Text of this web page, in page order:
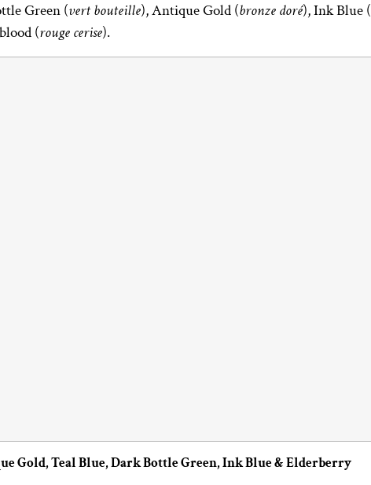
Green (vert bouteille), Antique Gold (bronze doré), Ink Blue (
(rouge cerise).
Gold, Teal Blue, Dark Bottle Green, Ink Blue & Elderberry